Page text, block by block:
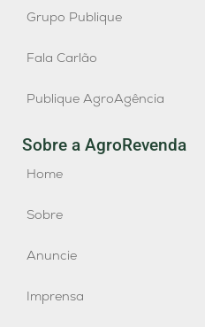
Grupo Publique
Fala Carlão
Publique AgroAgência
Sobre a AgroRevenda
Home
Sobre
Anuncie
Imprensa